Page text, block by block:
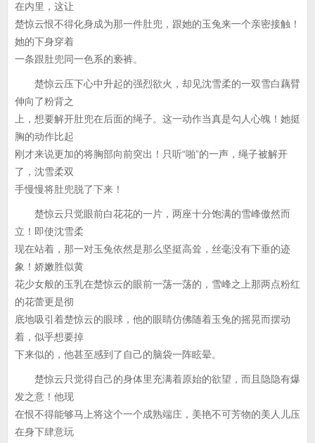
在内里，这让
楚惊云恨不得化身成为那一件肚兜，跟她的玉兔来一个亲密接触！
她的下身穿着
一条跟肚兜同一色系的亵裤。
楚惊云压下心中升起的强烈欲火，却见沈雪柔的一双雪白藕臂
伸向了粉背之
上，想要解开肚兜在后面的绳子。这一动作当真是勾人心魄！她挺
胸的动作比起
刚才来说更加的将胸部向前突出！只听“啪”的一声，绳子被解开
了，沈雪柔双
手慢慢将肚兜脱了下来！
楚惊云只觉眼前白花花的一片，两座十分饱满的雪峰傲然而
立！即使沈雪柔
现在站着，那一对玉兔依然是那么坚挺高耸，丝毫没有下垂的迹
象！娇嫩胜似黄
花少女般的玉乳在楚惊云的眼前一荡一荡的，雪峰之上那两点粉红
的花蕾更是彻
底地吸引着楚惊云的眼球，他的眼睛仿佛随着玉兔的摇晃而摆动
着，似乎想要掉
下来似的，他甚至感到了自己的脑袋一阵眩晕。
楚惊云只觉得自己的身体里充满着原始的欲望，而且隐隐有爆
发之意！他现
在恨不得能够马上将这个一个成熟端庄，美艳不可芳物的美人儿压
在身下肆意玩